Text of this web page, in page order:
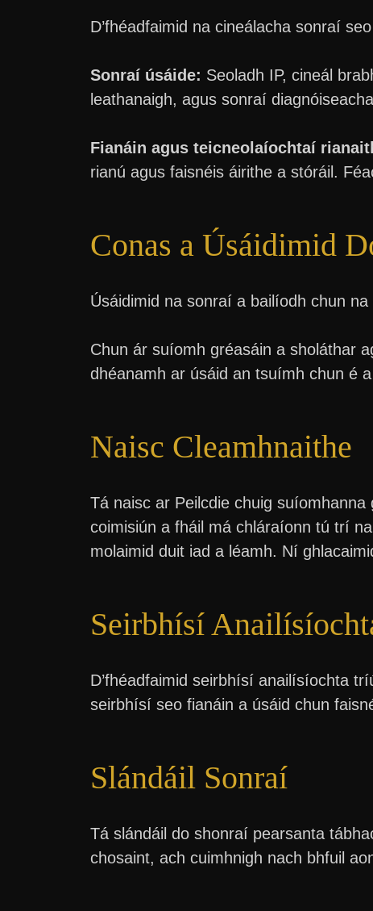
D’fhéadfaimid na cineálacha sonraí
Sonraí úsáide: Seoladh IP, cineál
leathanaigh, agus sonraí
Fianáin agus teicneolaíochtaí
rianú agus faisnéis áirithe a stóráil.
Conas a Úsáidimid
Úsáidimid na sonraí a bailíodh chun
Chun ár suíomh gréasáin a sholáthar
dhéanamh ar úsáid an tsuímh chun é
Naisc Cleamhnaithe
Tá naisc ar Peilcdie chuig
coimisiún a fháil má chláraíonn tú trí
molaimid duit iad a léamh. Ní
Seirbhísí
D’fhéadfaimid seirbhísí anailísíochta
seirbhísí seo fianáin a úsáid chun
Slándáil Sonraí
Tá slándáil do shonraí pearsanta
chosaint, ach cuimhnigh nach bhfuil